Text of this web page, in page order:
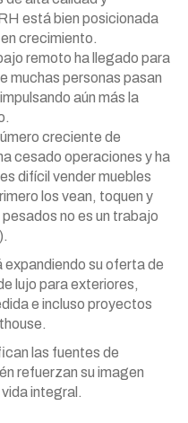
está bien posicionada
crecimiento.
remoto ha llegado para
muchas personas pasan
aún más la
creciente de
cesado operaciones y ha
difícil vender muebles
los vean, toquen y
no es un trabajo
su oferta de
lujo para exteriores,
e incluso proyectos
las fuentes de
refuerzan su imagen
integral.